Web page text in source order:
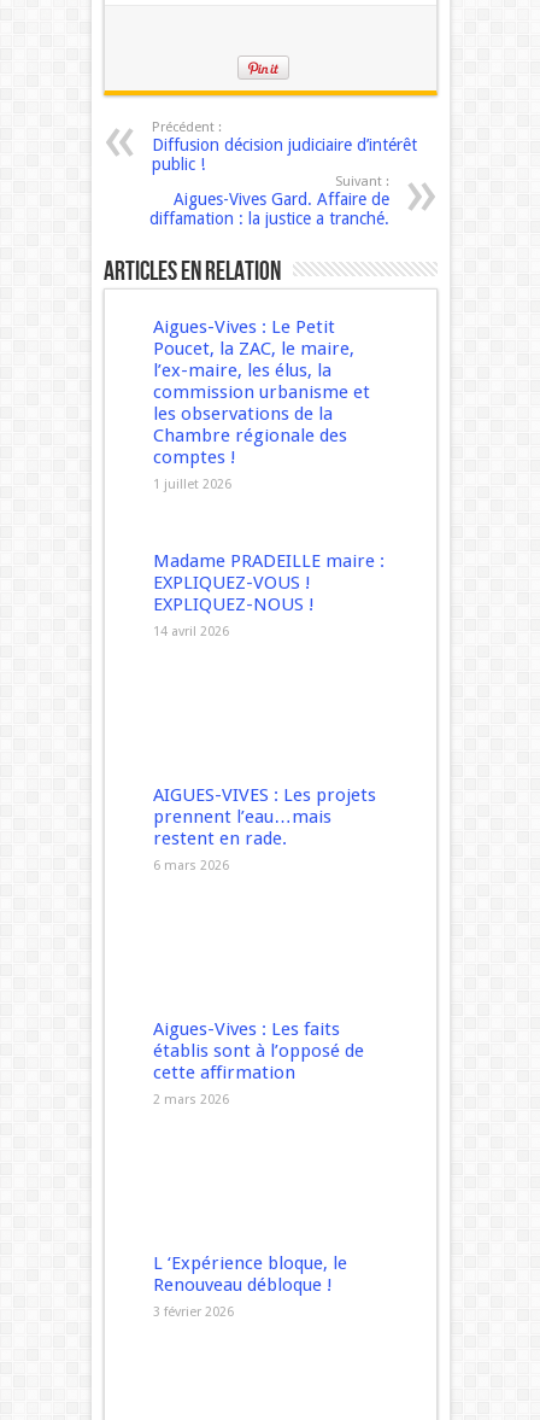
Précédent :
Diffusion décision judiciaire d’intérêt
public !
Suivant :
Aigues-Vives Gard. Affaire de
diffamation : la justice a tranché.
Articles en relation
Aigues-Vives : Le Petit
Poucet, la ZAC, le maire,
l’ex-maire, les élus, la
commission urbanisme et
les observations de la
Chambre régionale des
comptes !
1 juillet 2026
Madame PRADEILLE maire :
EXPLIQUEZ-VOUS !
EXPLIQUEZ-NOUS !
14 avril 2026
AIGUES-VIVES : Les projets
prennent l’eau…mais
restent en rade.
6 mars 2026
Aigues-Vives : Les faits
établis sont à l’opposé de
cette affirmation
2 mars 2026
L ‘Expérience bloque, le
Renouveau débloque !
3 février 2026